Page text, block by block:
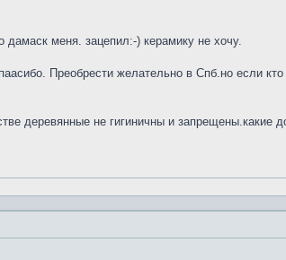
меня. зацепил:-) керамику не хочу.
Преобрести желательно в Спб.но если
деревянные не гигиничны и запрещены.какие